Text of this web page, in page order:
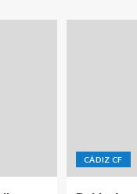
CÁDIZ CF